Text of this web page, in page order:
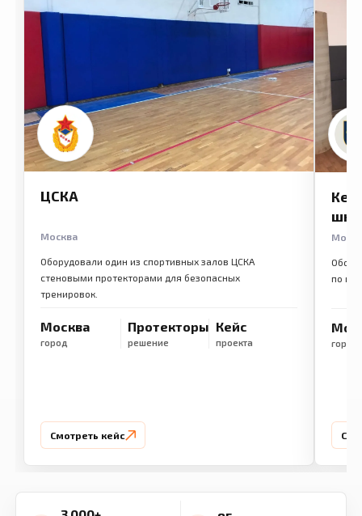
ЦСКА
Москва
Оборудовали один из спортивных залов ЦСКА
стеновыми протекторами для безопасных
тренировок.
Москва
город
Протекторы
решение
Кейс
проекта
Смотреть кейс
по
город